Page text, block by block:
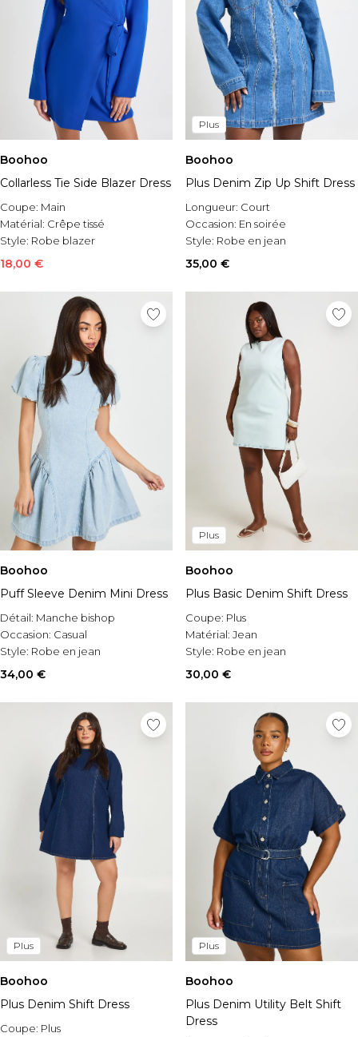
Boohoo
Collarless Tie Side Blazer Dress
Coupe: Main
Matérial: Crêpe tissé
Style: Robe blazer
18,00 €
Plus
Boohoo
Plus Denim Zip Up Shift Dress
Longueur: Court
Occasion: En soirée
Style: Robe en jean
35,00 €
Boohoo
Puff Sleeve Denim Mini Dress
Détail: Manche bishop
Occasion: Casual
Style: Robe en jean
34,00 €
Plus
Boohoo
Plus Basic Denim Shift Dress
Coupe: Plus
Matérial: Jean
Style: Robe en jean
30,00 €
Plus
Boohoo
Plus Denim Shift Dress
Coupe: Plus
Plus
Boohoo
Plus Denim Utility Belt Shift
Dress